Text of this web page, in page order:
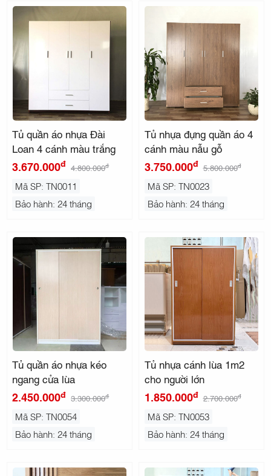
Tủ quần áo nhựa Đài
Loan 4 cánh màu trắng
3.670.000đ 4.800.000đ
Mã SP: TN0011
Bảo hành: 24 tháng
Tủ nhựa đựng quần áo 4
cánh màu nẫu gỗ
3.750.000đ 5.800.000đ
Mã SP: TN0023
Bảo hành: 24 tháng
Tủ quần áo nhựa kéo
ngang cửa lùa
2.450.000đ 3.300.000đ
Mã SP: TN0054
Bảo hành: 24 tháng
Tủ nhựa cánh lùa 1m2
cho người lớn
1.850.000đ 2.700.000đ
Mã SP: TN0053
Bảo hành: 24 tháng